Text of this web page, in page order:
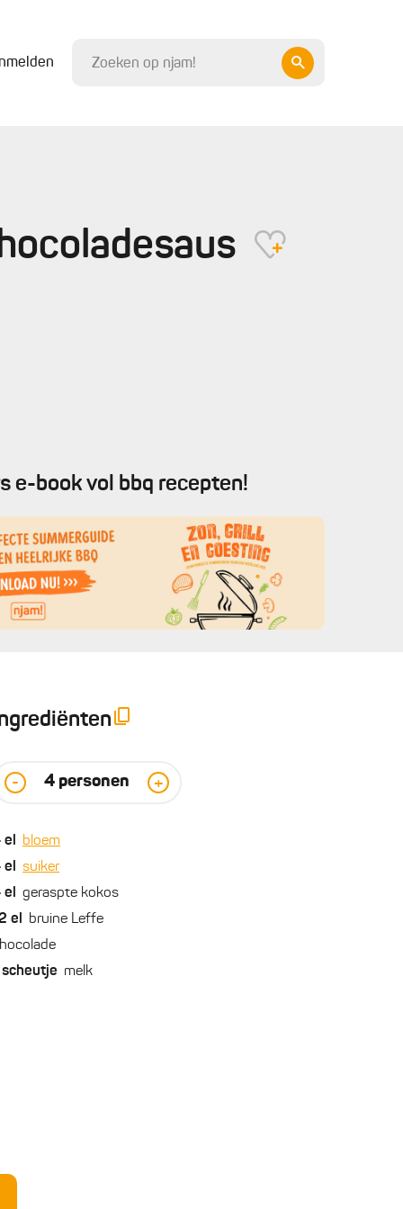
e-book vol bbq recepten!
- 4 personen +
el bloem
el suiker
el geraspte kokos
el bruine Leffe
scheutje melk